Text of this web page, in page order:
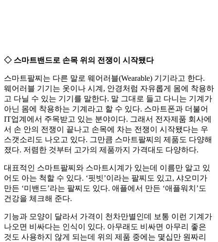
◇ 스마트밴드로 손목 위의 전쟁이 시작됐다
스마트팔찌는 다른 말로 웨어러블(Wearable) 기기라고 한다.
웨어러블 기기는 옷이나 시계, 안경처럼 자유롭게 몸에 착용하
고 다닐 수 있는 기기를 말한다. 말 그대로 들고 다니는 기계가
아닌 몸에 착용하는 기계라고 할 수 있다. 스마트폰과 더불어
IT업계에서 주목받고 있는 분야이다. 그래서 전자제품 회사에
서 손 안의 전쟁이 끝나고 손목에 차는 전쟁이 시작됐다는 우
스갯소리도 나오고 있다. 그만큼 스마트팔찌의 제품도 다양해
졌다. 저렴한 것부터 고가의 제품까지 가격대도 다양하다.
대표적인 스마트팔찌와 스마트시계가 있는데 이름만 알고 있
어도 아는 척할 수 있다. ‘핏빗’이라는 팔찌도 있고, 샤오미가
만든 ‘미밴드’라는 팔찌도 있다. 애플에서 만든 ‘애플워치’도
건강을 체크해 준다.
기능과 모양이 달라서 가격이 천차만별인데 보통 이런 기계가
나오면 비싸다는 인식이 있다. 아무래도 비싸면 아무리 좋은
것도 사용하지 않게 되는데 위의 제품 중에는 몇십만 원짜리